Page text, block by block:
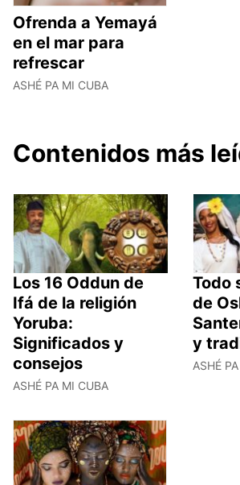
Ofrenda a Yemayá
en el mar para
refrescar
ASHÉ PA MI CUBA
Contenidos más
Los 16 Oddun de
Ifá de la religión
Yoruba:
Significados y
consejos
ASHÉ PA MI CUBA
Todo
de
y
ASHÉ